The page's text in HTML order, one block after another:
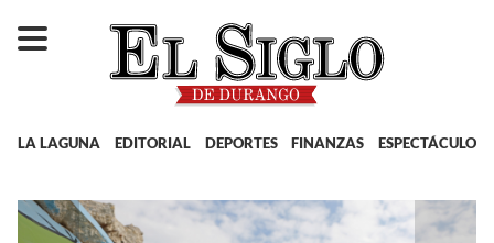
LA LAGUNA EDITORIAL DEPORTES FINANZAS ESPECTÁCULOS